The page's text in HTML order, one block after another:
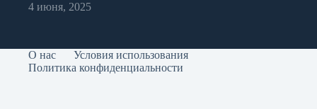
4 июня, 2025
О нас
Условия использования
Политика конфиденциальности